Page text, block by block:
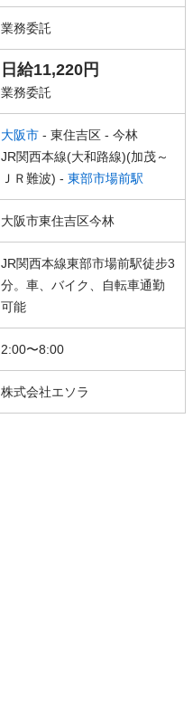
業務委託
日給11,220円
業務委託
大阪市 - 東住吉区 - 今林
JR関西本線(大和路線)(加茂～
ＪＲ難波) - 東部市場前駅
大阪市東住吉区今林
JR関西本線東部市場前駅徒步3
分。車、バイク、自転車通勤
可能
2:00〜8:00
株式会社エソラ